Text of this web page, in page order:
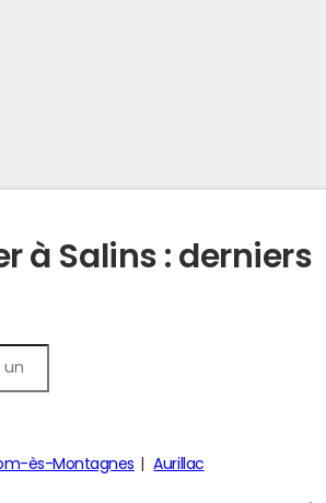
à Salins : derniers
ès-Montagnes Aurillac